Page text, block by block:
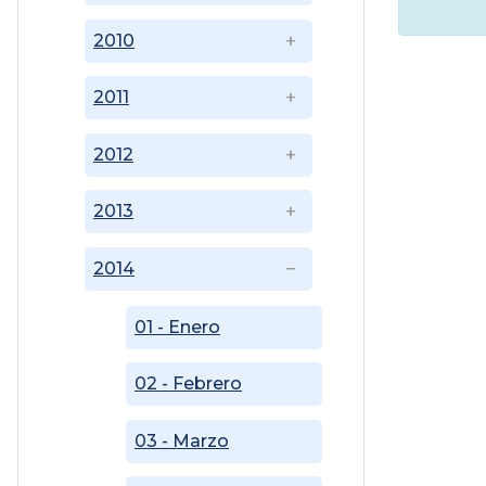
2010
2011
2012
2013
2014
01 - Enero
02 - Febrero
03 - Marzo